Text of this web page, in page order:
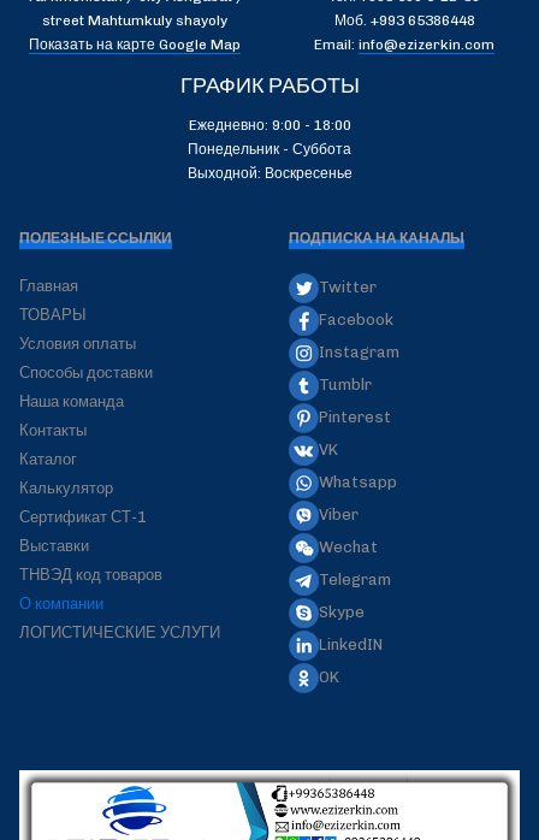
street Mahtumkuly shayoly
Показать на карте Google Map
Моб. +993 65386448
Email: info@ezizerkin.com
ГРАФИК РАБОТЫ
Eжедневно: 9:00 - 18:00
Понедельник - Суббота
Выходной: Воскресенье
ПОЛЕЗНЫЕ ССЫЛКИ
Главная
ТОВАРЫ
Условия оплаты
Способы доставки
Наша команда
Контакты
Каталог
Калькулятор
Сертификат СТ-1
Выставки
ТНВЭД код товаров
О компании
ЛОГИСТИЧЕСКИЕ УСЛУГИ
ПОДПИСКА НА КАНАЛЫ
Twitter
Facebook
Instagram
Tumblr
Pinterest
VK
Whatsapp
Viber
Wechat
Telegram
Skype
LinkedIN
OK